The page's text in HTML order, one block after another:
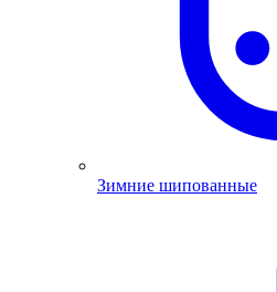
Зимние шипованные